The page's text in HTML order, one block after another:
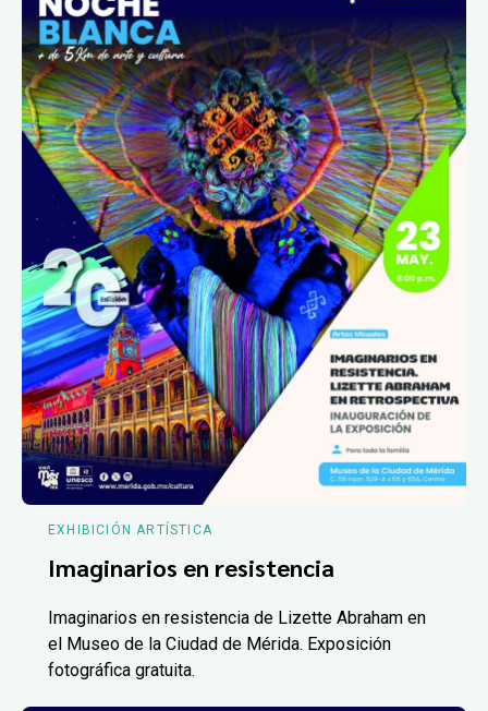
EXHIBICIÓN ARTÍSTICA
Imaginarios en resistencia
Imaginarios en resistencia de Lizette Abraham en
el Museo de la Ciudad de Mérida. Exposición
fotográfica gratuita.